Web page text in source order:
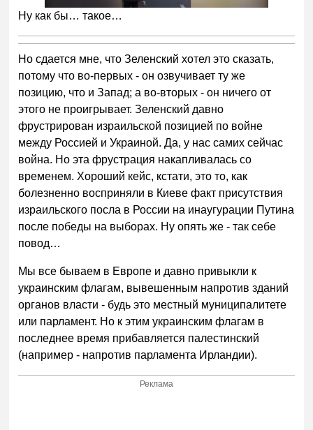
Ну как бы… такое…
Но сдается мне, что Зеленский хотел это сказать,
потому что во-первых - он озвучивает ту же
позицию, что и Запад; а во-вторых - он ничего от
этого не проигрывает. Зеленский давно
фрустрирован израильской позицией по войне
между Россией и Украиной. Да, у нас самих сейчас
война. Но эта фрустрация накапливалась со
временем. Хороший кейс, кстати, это то, как
болезненно восприняли в Киеве факт присутствия
израильского посла в России на инаугурации Путина
после победы на выборах. Ну опять же - так себе
повод…
Мы все бываем в Европе и давно привыкли к
украинским флагам, вывешенным напротив зданий
органов власти - будь это местный муниципалитете
или парламент. Но к этим украинским флагам в
последнее время прибавляется палестинский
(например - напротив парламента Ирландии).
Реклама